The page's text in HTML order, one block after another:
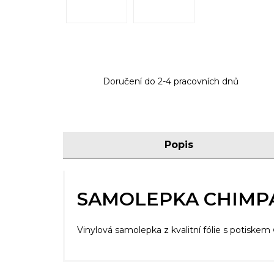
Doručení do 2-4 pracovních dnů
Popis
SAMOLEPKA
Vinylová samolepka z kvalitní fólie s potiskem